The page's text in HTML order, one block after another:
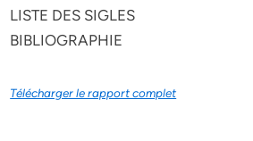
LISTE DES SIGLES
BIBLIOGRAPHIE
Télécharger le rapport complet